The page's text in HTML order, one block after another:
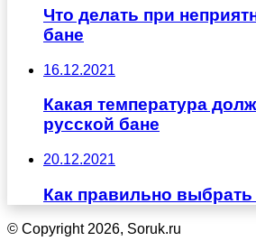
Что делать при
бане
16.12.2021
Какая температура
русской бане
20.12.2021
Как правильно
© Copyright 2026, Soruk.ru